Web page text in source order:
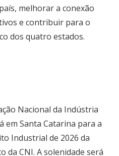
melhorar a conexão
e contribuir para o
dos quatro estados.
Nacional da Indústria
em Santa Catarina para a
Industrial de 2026 da
da CNI. A solenidade será